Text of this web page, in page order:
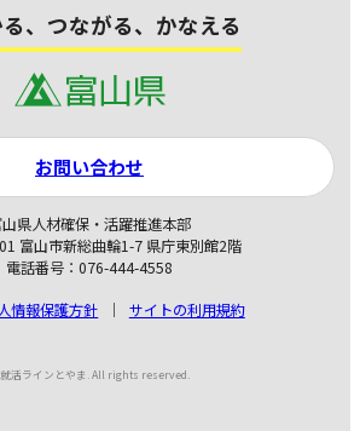
、つながる、かなえる
山県人材確保・活躍推進本部
富山市新総曲輪1-7 県庁東別館2階
電話番号：076-444-4558
情報保護方針
サイトの利用規約
お問い合わせ
活ラインとやま. All rights reserved.